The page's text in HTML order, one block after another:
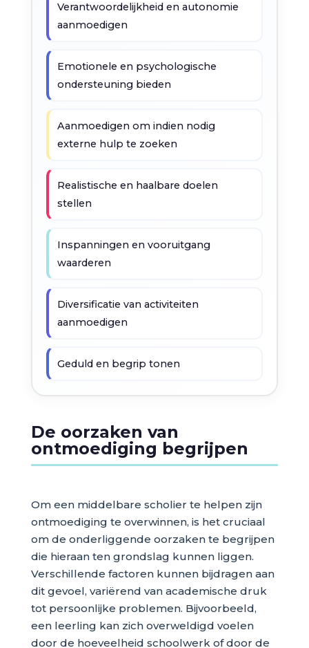
Verantwoordelijkheid en autonomie
aanmoedigen
Emotionele en psychologische
ondersteuning bieden
Aanmoedigen om indien nodig
externe hulp te zoeken
Realistische en haalbare doelen
stellen
Inspanningen en vooruitgang
waarderen
Diversificatie van activiteiten
aanmoedigen
Geduld en begrip tonen
De oorzaken van
ontmoediging begrijpen
Om een middelbare scholier te helpen zijn
ontmoediging te overwinnen, is het cruciaal
om de onderliggende oorzaken te begrijpen
die hieraan ten grondslag kunnen liggen.
Verschillende factoren kunnen bijdragen aan
dit gevoel, variërend van academische druk
tot persoonlijke problemen. Bijvoorbeeld,
een leerling kan zich overweldigd voelen
door de hoeveelheid schoolwerk of door de